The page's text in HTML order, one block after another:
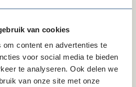
van cookies
om content en advertenties te
voor social media te bieden
te analyseren. Ook delen we
van onze site met onze
via LinkedIn
Delen via Facebook